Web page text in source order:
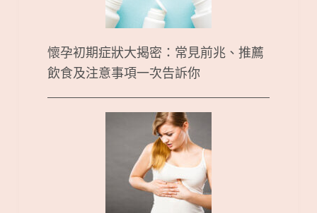
懷孕初期症狀大揭密：常見前兆、推薦
飲食及注意事項一次告訴你